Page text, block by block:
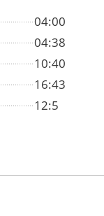
04:00
04:38
10:40
16:43
12:5